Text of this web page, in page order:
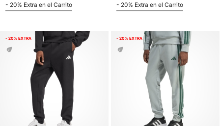
- 20% Extra en el Carrito - 20% Extra en el Carrito
- 20% EXTRA - 20% EXTRA